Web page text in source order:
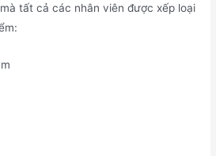
tất cả các nhân viên được xếp loại